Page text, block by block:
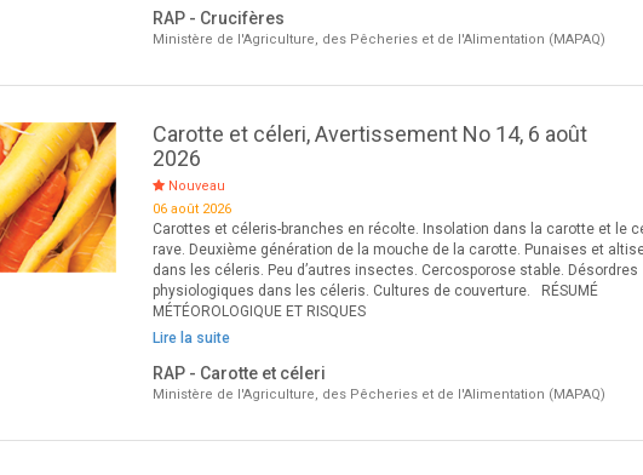
RAP - Crucifères
Ministère de l'Agriculture, des Pêcheries et de l'Alimentation (MAPAQ)
Carotte et céleri, Avertissement No 14, 6 août
2026
Nouveau
06 août 2026
Carottes et céleris-branches en récolte. Insolation dans la carotte et le
rave. Deuxième génération de la mouche de la carotte. Punaises et
dans les céleris. Peu d’autres insectes. Cercosporose stable. Désordres
physiologiques dans les céleris. Cultures de couverture. RÉSUMÉ
MÉTÉOROLOGIQUE ET RISQUES
Lire la suite
RAP - Carotte et céleri
Ministère de l'Agriculture, des Pêcheries et de l'Alimentation (MAPAQ)